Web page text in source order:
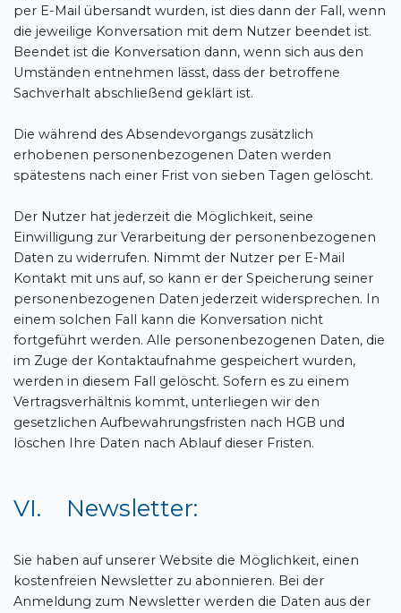
per E-Mail übersandt wurden, ist dies dann der Fall, wenn
die jeweilige Konversation mit dem Nutzer beendet ist.
Beendet ist die Konversation dann, wenn sich aus den
Umständen entnehmen lässt, dass der betroffene
Sachverhalt abschließend geklärt ist.
Die während des Absendevorgangs zusätzlich
erhobenen personenbezogenen Daten werden
spätestens nach einer Frist von sieben Tagen gelöscht.
Der Nutzer hat jederzeit die Möglichkeit, seine
Einwilligung zur Verarbeitung der personenbezogenen
Daten zu widerrufen. Nimmt der Nutzer per E-Mail
Kontakt mit uns auf, so kann er der Speicherung seiner
personenbezogenen Daten jederzeit widersprechen. In
einem solchen Fall kann die Konversation nicht
fortgeführt werden. Alle personenbezogenen Daten, die
im Zuge der Kontaktaufnahme gespeichert wurden,
werden in diesem Fall gelöscht. Sofern es zu einem
Vertragsverhältnis kommt, unterliegen wir den
gesetzlichen Aufbewahrungsfristen nach HGB und
löschen Ihre Daten nach Ablauf dieser Fristen.
VI. Newsletter:
Sie haben auf unserer Website die Möglichkeit, einen
kostenfreien Newsletter zu abonnieren. Bei der
Anmeldung zum Newsletter werden die Daten aus der